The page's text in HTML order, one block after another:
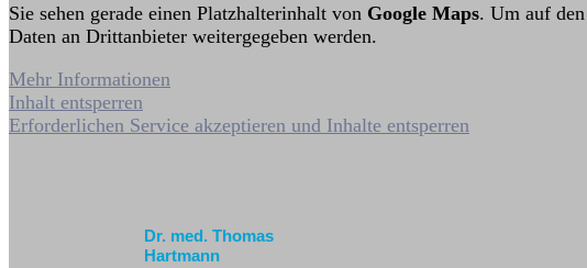
Sie sehen gerade einen Platzhalterinhalt von Google Maps. Um auf
Daten an Drittanbieter weitergegeben werden.
Mehr Informationen
Inhalt entsperren
Erforderlichen Service akzeptieren und Inhalte entsperren
Dr. med. Thomas
Hartmann